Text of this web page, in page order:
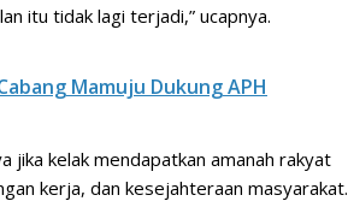
itu tidak lagi terjadi,” ucapnya.
Mamuju Dukung APH
jika kelak mendapatkan amanah rakyat
kerja, dan kesejahteraan masyarakat.